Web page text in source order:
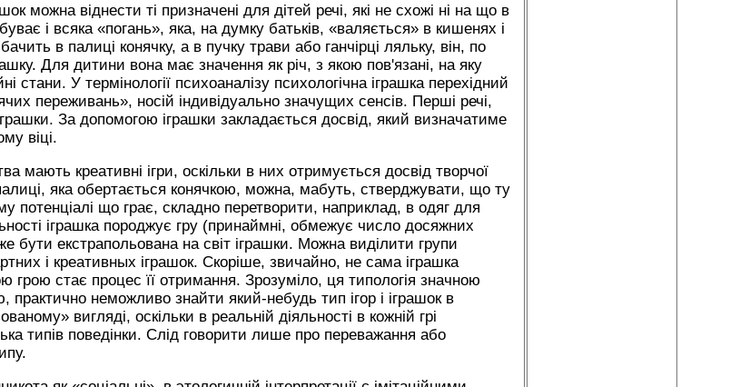
можна віднести ті призначені для дітей речі, які не схожі ні на що в
і всяка «погань», яка, на думку батьків, «валяється» в кишенях і
в палиці конячку, а в пучку трави або ганчірці ляльку, він, по
Для дитини вона має значення як річ, з якою пов'язані, на яку
стани. У термінології психоаналізу психологічна іграшка перехідний
переживань», носій індивідуально значущих сенсів. Перші речі,
За допомогою іграшки закладається досвід, який визначатиме
віці.
мають креативні ігри, оскільки в них отримується досвід творчої
яка обертається конячкою, можна, мабуть, стверджувати, що ту
потенціалі що грає, складно перетворити, наприклад, в одяг для
іграшка породжує гру (принаймні, обмежує число досяжних
бути екстрапольована на світ іграшки. Можна виділити групи
і креативных іграшок. Скоріше, звичайно, не сама іграшка
грою стає процес її отримання. Зрозуміло, ця типологія значною
практично неможливо знайти який-небудь тип ігор і іграшок в
вигляді, оскільки в реальній діяльності в кожній грі
типів поведінки. Слід говорити лише про переважання або